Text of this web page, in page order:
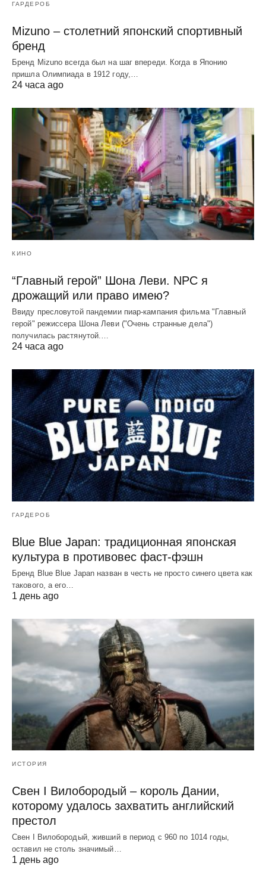
ГАРДЕРОБ
Mizuno – столетний японский спортивный
бренд
Бренд Mizuno всегда был на шаг впереди. Когда в Японию
пришла Олимпиада в 1912 году,…
24 часа ago
КИНО
“Главный герой” Шона Леви. NPC я
дрожащий или право имею?
Ввиду пресловутой пандемии пиар-кампания фильма "Главный
герой" режиссера Шона Леви ("Очень странные дела")
получилась растянутой.…
24 часа ago
ГАРДЕРОБ
Blue Blue Japan: традиционная японская
культура в противовес фаст-фэшн
Бренд Blue Blue Japan назван в честь не просто синего цвета как
такового, а его…
1 день ago
ИСТОРИЯ
Свен I Вилобородый – король Дании,
которому удалось захватить английский
престол
Свен I Вилобородый, живший в период с 960 по 1014 годы,
оставил не столь значимый…
1 день ago